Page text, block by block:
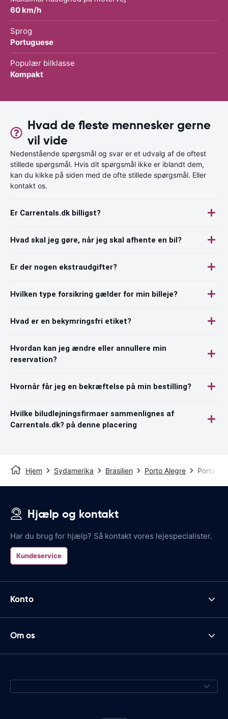
60 km/h
Sprog
Portuguese
Populær bilklasse
Kompakt
Hvad de fleste mennesker gerne
vil vide
Nedenstående spørgsmål og svar er et udvalg af de oftest
stillede spørgsmål. Hvis dit spørgsmål ikke er iblandt dem,
kan du kikke på siden med de ofte stillede spørgsmål. Eller
kontakt os.
Er Carrentals.dk billigst?
Hvad skal jeg gøre, når jeg skal afhente en bil?
Er der nogen ekstraudgifter?
Hvilken type forsikring gælder for min billeje?
Hvad er en bekymringsfri etiket?
Hvordan kan jeg ændre eller annullere min
reservation?
Hvornår får jeg en bekræftelse på min bestilling?
Hvilke biludlejningsfirmaer sammenlignes af
Carrentals.dk? på denne placering
Hjem Sydamerika Brasilien Porto Alegre Porto
Hjælp og kontakt
Har du brug for hjælp? Så kontakt vores lejespecialister.
Kundeservice
Konto
Om os